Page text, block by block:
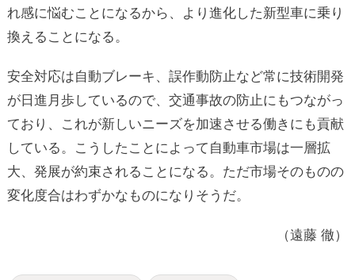
れ感に悩むことになるから、より進化した新型車に乗り
換えることになる。
安全対応は自動ブレーキ、誤作動防止など常に技術開発
が日進月歩しているので、交通事故の防止にもつながっ
ており、これが新しいニーズを加速させる働きにも貢献
している。こうしたことによって自動車市場は一層拡
大、発展が約束されることになる。ただ市場そのものの
変化度合はわずかなものになりそうだ。
（遠藤 徹）